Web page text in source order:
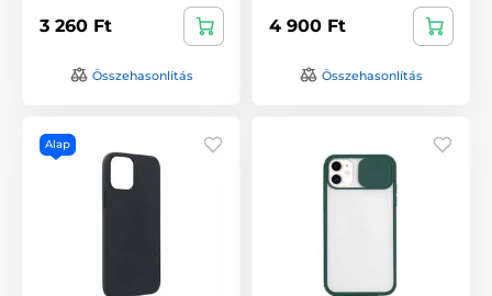
3 260 Ft
Összehasonlítás
4 900 Ft
Összehasonlítás
Alap